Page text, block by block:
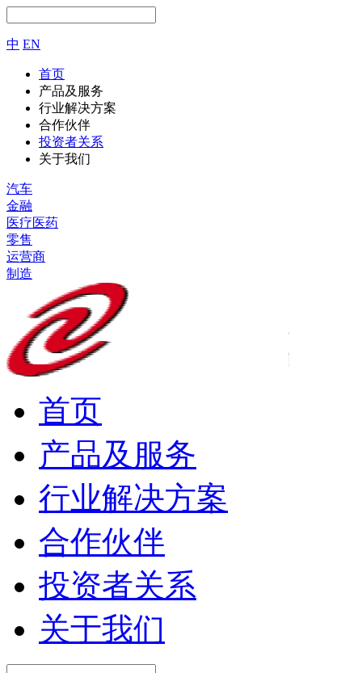
中 EN
首页
产品及服务
行业解决方案
合作伙伴
投资者关系
关于我们
汽车
金融
医疗医药
零售
运营商
制造
首页
产品及服务
行业解决方案
合作伙伴
投资者关系
关于我们